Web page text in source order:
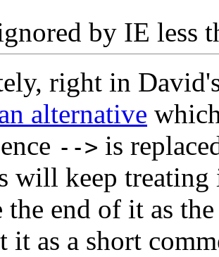
by IE less
right in
alternative
--> is
will keep treating
the end of it as
it as a short